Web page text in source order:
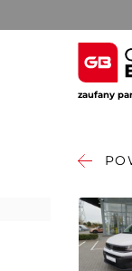
zaufany